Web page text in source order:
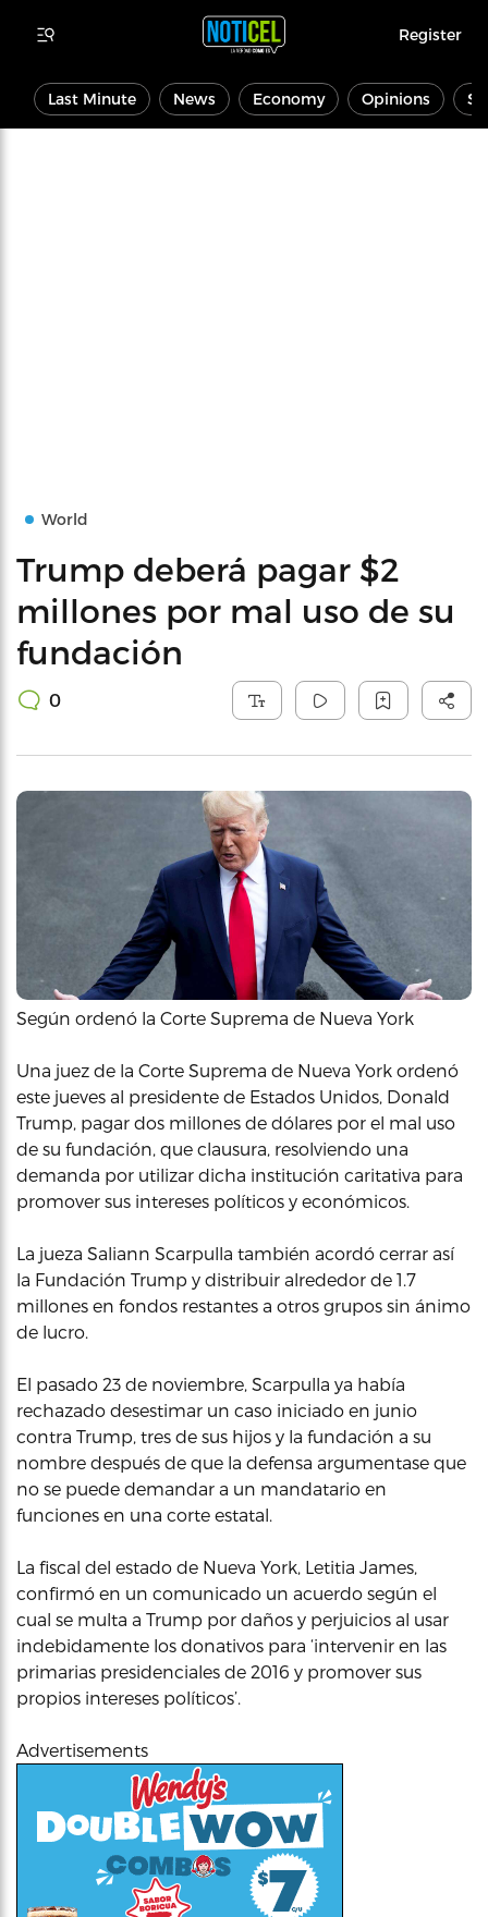
Register
Last Minute News Economy Opinions
World
Trump deberá pagar $2
millones por mal uso de su
fundación
0
Según ordenó la Corte Suprema de Nueva York
Una juez de la Corte Suprema de Nueva York ordenó
este jueves al presidente de Estados Unidos, Donald
Trump, pagar dos millones de dólares por el mal uso
de su fundación, que clausura, resolviendo una
demanda por utilizar dicha institución caritativa para
promover sus intereses políticos y económicos.
La jueza Saliann Scarpulla también acordó cerrar así
la Fundación Trump y distribuir alrededor de 1.7
millones en fondos restantes a otros grupos sin ánimo
de lucro.
El pasado 23 de noviembre, Scarpulla ya había
rechazado desestimar un caso iniciado en junio
contra Trump, tres de sus hijos y la fundación a su
nombre después de que la defensa argumentase que
no se puede demandar a un mandatario en
funciones en una corte estatal.
La fiscal del estado de Nueva York, Letitia James,
confirmó en un comunicado un acuerdo según el
cual se multa a Trump por daños y perjuicios al usar
indebidamente los donativos para ‘intervenir en las
primarias presidenciales de 2016 y promover sus
propios intereses políticos’.
Advertisements